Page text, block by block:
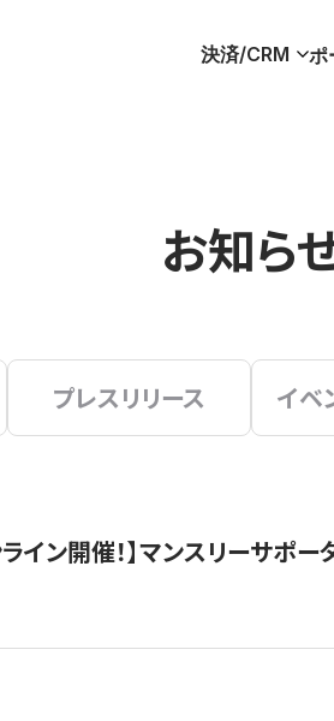
決済/CRM ポ
お知ら
プレスリリース イベ
ライン開催！】マンスリーサ